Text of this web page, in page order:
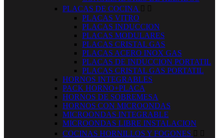
PLACAS DE COCINA  
PLACAS VITRO
PLACAS INDUCCION
PLACAS MODULARES
PLACAS CRISTAL GAS
PLACAS ACERO INOX GAS
PLACAS DE INDUCCION PORTATIL
PLACAS CRISTAL GAS PORTATIL
HORNOS INTEGRABLES
PACK HORNO+PLACA
HORNOS DE SOBREMESA
HORNOS CON MICROONDAS
MICROONDAS INTEGRABLE
MICROONDAS LIBRE INSTALACION
COCINAS HORNILLOS Y FOGONES  